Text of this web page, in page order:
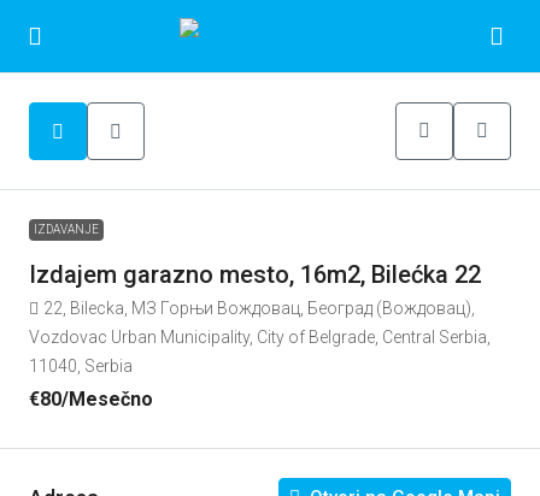
IZDAVANJE
Izdajem garazno mesto, 16m2, Bilećka 22
22, Bilecka, МЗ Горњи Вождовац, Београд (Вождовац),
Vozdovac Urban Municipality, City of Belgrade, Central Serbia,
11040, Serbia
€80/Mesečno